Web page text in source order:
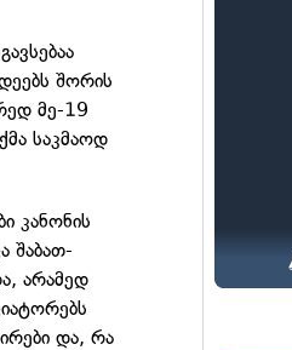
შორის
მე-19
საკმაოდ
კანონის
შაბათ-
არამედ
და, რა